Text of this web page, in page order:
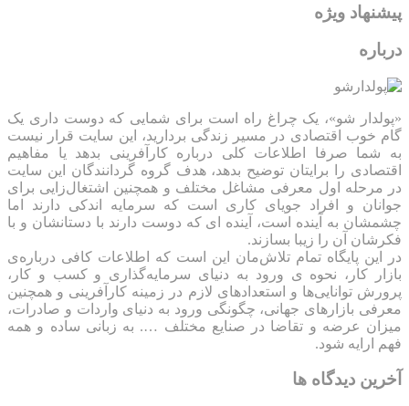
پیشنهاد ویژه
درباره
«پولدار شو»، یک چراغ راه است برای شمایی که دوست داری یک
گام خوب اقتصادی در مسیر زندگی بردارید، این سایت قرار نیست
به شما صرفا اطلاعات کلی درباره کارآفرینی بدهد یا مفاهیم
اقتصادی را برایتان توضیح بدهد، هدف گروه گردانندگان این سایت
در مرحله اول معرفی مشاغل مختلف و همچنین اشتغال‌زایی برای
جوانان و افراد جویای کاری است که سرمایه اندکی دارند اما
چشمشان به آینده است، آینده ای که دوست دارند با دستانشان و با
فکرشان آن را زیبا بسازند.
در این پایگاه تمام تلاش‌مان این است که ‌اطلاعات کافی درباره‌ی
بازار کار، نحوه ی ورود به دنیای سرمایه‌گذاری و کسب و کار،
پرورش توانایی‌ها و استعدادهای لازم در زمینه کارآفرینی و همچنین
معرفی بازارهای جهانی، چگونگی ورود به دنیای واردات و صادرات،
میزان عرضه و تقاضا در صنایع مختلف …. به زبانی ساده و همه
فهم ارایه شود.
آخرین دیدگاه ها